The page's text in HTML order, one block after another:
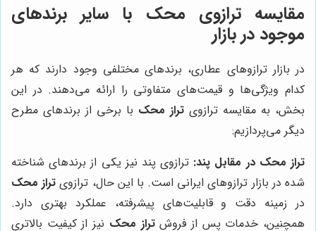
مقایسه ترازوی محک با سایر برندهای
موجود در بازار
در بازار ترازوهای عطاری، برندهای مختلفی وجود دارند که هر
کدام ویژگی‌ها و قیمت‌های متفاوتی را ارائه می‌دهند. در این
بخش، به مقایسه ترازوی تراز محک با برخی از برندهای مطرح
دیگر می‌پردازیم:
تراز محک در مقابل پند: ترازوی پند نیز یکی از برندهای شناخته
شده در بازار ترازوهای ایرانی است. با این حال، ترازوی تراز محک
در زمینه دقت و قابلیت‌های پیشرفته، عملکرد بهتری دارد.
همچنین، خدمات پس از فروشتراز محک نیز از کیفیت بالاتری